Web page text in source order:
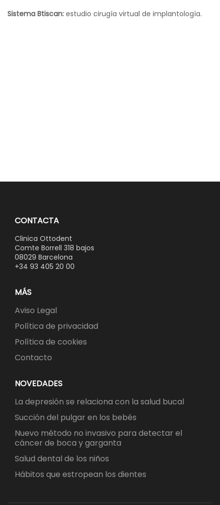
Sistema Btiscan: estudio cirugía virtual de implantología.
CONTACTA
Clinica Ottodent
Comte Borrell 318 bajos
08029 Barcelona
+34 93 405 20 00
MÁS
Aviso Legal
Política de privacidad
Política de cookies
Contacto
NOVEDADES
La depresión se relaciona con la salud bucal
Succión del pulgar en los bebés
Nuevo método no invasivo para detectar el
cáncer de boca y garganta
Salud dental de los niños
Hábitos que estropean los dientes